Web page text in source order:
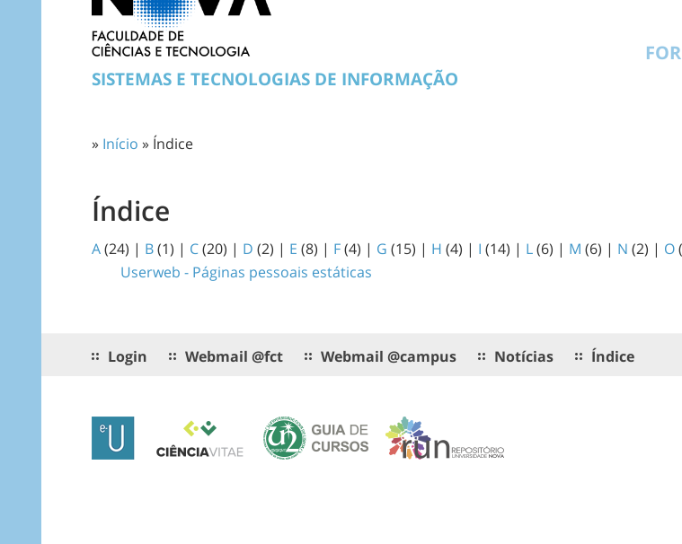
SISTEMAS E TECNOLOGIAS DE INFORMAÇÃO
» Início » Índice
Índice
A(24) | B(1) | C(20) | D (2) | E (8) | F(4) | G (15) | H (4) | I (14) | L(6) | M (6) | N (2) | O
Userweb - Páginas pessoais estáticas
Login Webmail @fct Webmail @campus Notícias Índice